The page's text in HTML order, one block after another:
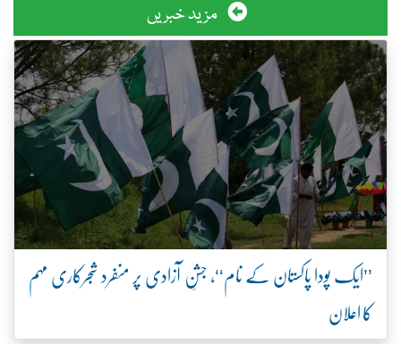
مزید خبریں
’’ایک پودا پاکستان کے نام‘‘، جشنِ آزادی پر منفرد شجرکاری مہم
کا اعلان